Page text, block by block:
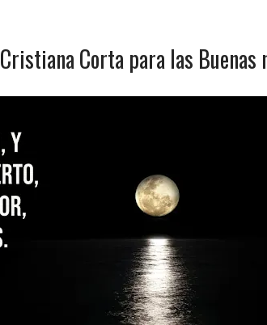
Corta para las Buenas